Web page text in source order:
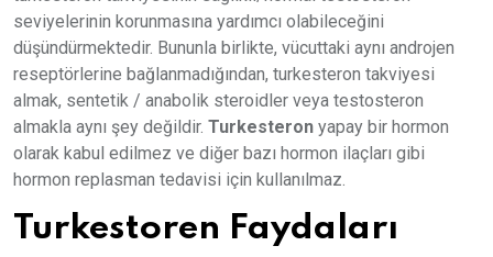
seviyelerinin korunmasına yardımcı olabileceğini
düşündürmektedir. Bununla birlikte, vücuttaki aynı androjen
reseptörlerine bağlanmadığından, turkesteron takviyesi
almak, sentetik / anabolik steroidler veya testosteron
almakla aynı şey değildir. Turkesteron yapay bir hormon
olarak kabul edilmez ve diğer bazı hormon ilaçları gibi
hormon replasman tedavisi için kullanılmaz.
Turkestoren Faydaları